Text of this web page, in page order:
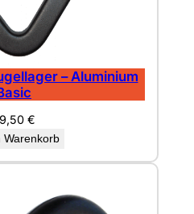
– Aluminium
€
Warenkorb